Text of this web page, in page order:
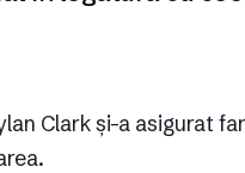
Clark și-a asigurat